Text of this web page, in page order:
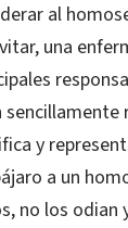
al
una
y
a un
no los